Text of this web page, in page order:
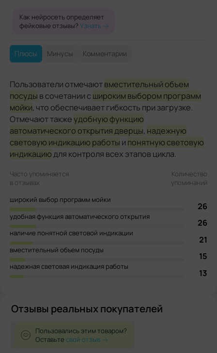
Как нейросеть определяет
фейковые отзывы? Узнать
Плюсы Минусы Комментарии
Пользователи отмечаютвместительный объем
посуды в сочетании с широким выбором программ
мойки, что обеспечивает гибкость при загрузке.
Отмечают такжеудобную функцию
автоматического открытия дверцы, надежную
световую индикацию работы и понятную световую
индикациюдля контроля всех этапов цикла.
Часто упоминается
в отзывах
Количество
упоминаний
широкий выбор программ мойки
26
удобная функция автоматического открытия
26
наличие понятной световой индикации
21
вместительный объем посуды
15
надежная световая индикация работы
13
Отзывы реальных покупателей
Пользовались этим товаром?
Оставьтесвой отзыв